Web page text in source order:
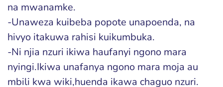
na mwanamke.
-Unaweza kuibeba popote unapoenda, na
hivyo itakuwa rahisi kuikumbuka.
-Ni njia nzuri ikiwa haufanyi ngono mara
nyingi.Ikiwa unafanya ngono mara moja au
mbili kwa wiki,huenda ikawa chaguo nzuri.